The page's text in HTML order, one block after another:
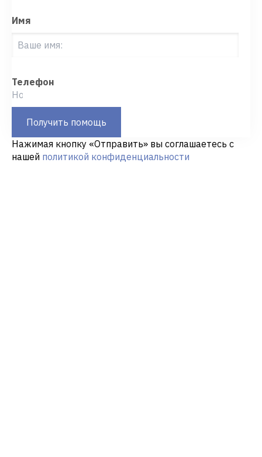
Имя
Телефон
Получить помощь
Нажимая кнопку «Отправить» вы соглашаетесь с
нашей политикой конфиденциальности